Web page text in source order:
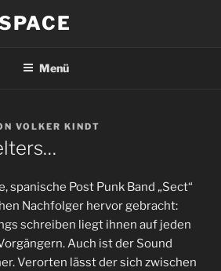
Menü
VOLKER KINDT
spanische Post Punk Band „Sect“
Nachfolger hervor gebracht:
schreiben liegt ihnen auf jeden
Auch ist der Sound
Verorten lässt der sich zwischen